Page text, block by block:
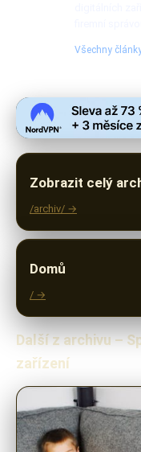
Všechny
Zobrazit celý
/archiv/ →
Domů
/ →
Další z archivu –
zařízení